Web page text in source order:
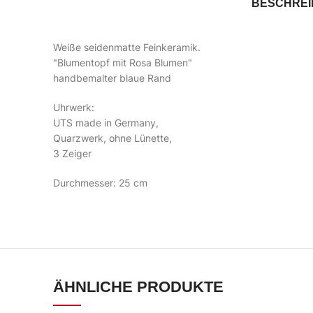
Weiße seidenmatte Feinkeramik.
"Blumentopf mit Rosa Blumen"
handbemalter blaue Rand
Uhrwerk:
UTS made in Germany,
Quarzwerk, ohne Lünette,
3 Zeiger
Durchmesser: 25 cm
ÄHNLICHE PRODUKTE